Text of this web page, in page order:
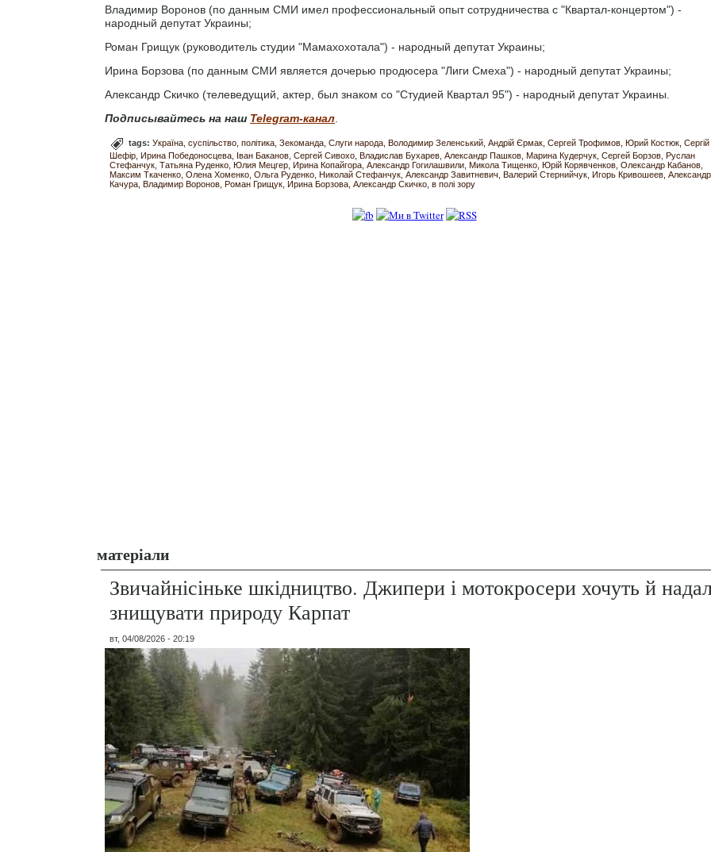
Владимир Воронов (по данным СМИ имел профессиональный опыт сотрудничества с "Квартал-концертом") -
народный депутат Украины;
Роман Грищук (руководитель студии "Мамахохотала") - народный депутат Украины;
Ирина Борзова (по данным СМИ является дочерью продюсера "Лиги Смеха") - народный депутат Украины;
Александр Скичко (телеведущий, актер, был знаком со "Студией Квартал 95") - народный депутат Украины.
Подписывайтесь на наш Telegram-канал
tags: Україна суспільство політика Зекоманда Слуги народа Володимир Зеленський Андрій Єрмак Сергей Трофимов Юрий Костюк Сергій
Шефір Ирина Победоносцева Іван Баканов Сергей Сивохо Владислав Бухарев Александр Пашков Марина Кудерчук Сергей Борзов Руслан
Стефанчук Татьяна Руденко Юлия Мецгер Ирина Копайгора Александр Гогилашвили Микола Тищенко Юрій Корявченков Олександр Кабанов
Максим Ткаченко Олена Хоменко Ольга Руденко Николай Стефанчук Александр Завитневич Валерий Стернийчук Игорь Кривошеев Александр
Качура Владимир Воронов Роман Грищук Ирина Борзова Александр Скичко в полі зору
матеріали
Звичайнісіньке шкідництво. Джипери і мотокросери хочуть й
знищувати природу Карпат
вт, 04/08/2026 - 20:19